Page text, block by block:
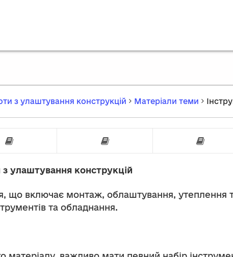
з улаштування конструкцій Матеріали теми
для вимірювання та розмітки
Ручний інструмент
улаштування конструкцій
що включає монтаж, облаштування, утеплення
та обладнання.